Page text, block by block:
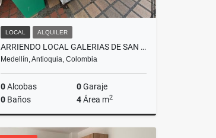
LOCAL ALQUILER
ARRIENDO LOCAL GALERIAS DE SAN DIEGO
Medellín, Antioquia, Colombia
0Alcobas 0Garaje
0 Baños 4Área m2